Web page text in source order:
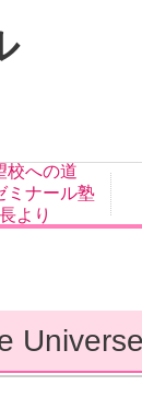
校への道
ミナール塾
長より
Universe